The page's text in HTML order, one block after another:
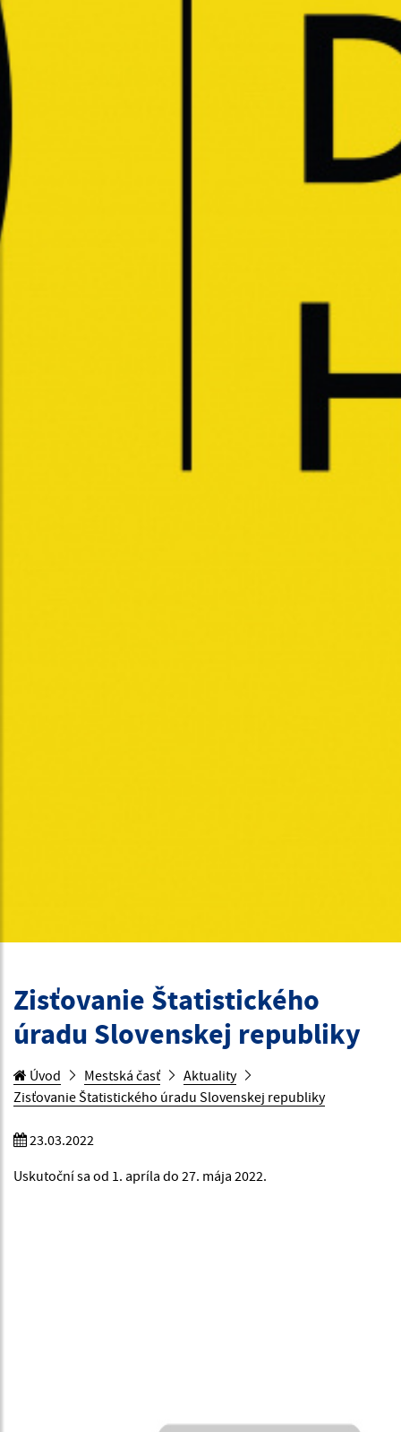
Zisťovanie Štatistického
úradu Slovenskej republiky
Úvod Mestská časť
Aktuality
Zisťovanie Štatistického úradu Slovenskej republiky
23.03.2022
Uskutoční sa od 1. apríla do 27. mája 2022.